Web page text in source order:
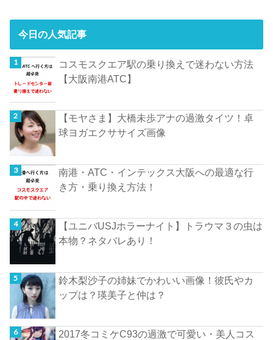
今日の人気記事
コスモスクエア駅の乗り換えで迷わない方法
【大阪南港ATC】
【モヤさま】大橋未歩アナの過激タイツ！卓
球ヨガエクササイズ画像
南港・ATC・インテックス大阪への最適な行
き方・乗り換え方法！
【ユニバUSJホラーナイト】トラウマ３の虫は
本物？ネタバレあり！
鈴木梨沙子の姉妹でかわいい画像！彼氏やカ
ップは？瑛美子と仲は？
2017冬コミケC93の過激で可愛い・美人コス